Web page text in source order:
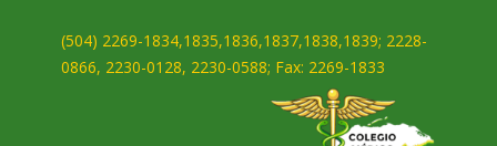
(504) 2269-1834,1835,1836,1837,1838,1839; 2228-
0866, 2230-0128, 2230-0588; Fax: 2269-1833